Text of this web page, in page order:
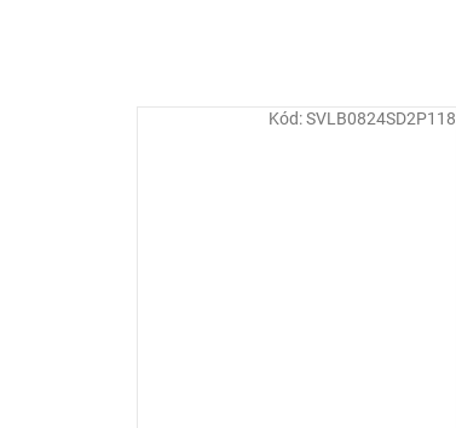
Kód:SVLB0824SD2P118